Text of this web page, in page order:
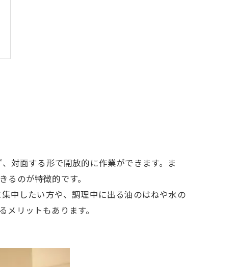
対面する形で開放的に作業ができます。ま
のが特徴的です。
中したい方や、調理中に出る油のはねや水の
リットもあります。